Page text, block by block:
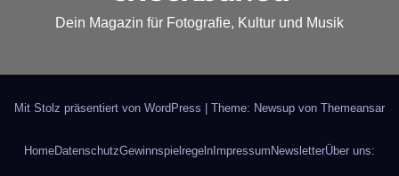
Dein Magazin für Fotografie, Kultur und Musik
Mit Stolz präsentiert von WordPress | Theme: Newsup von Themeansar
HomeDatenschutzGewinnspielregeln Impressum NewsletterÜber uns: